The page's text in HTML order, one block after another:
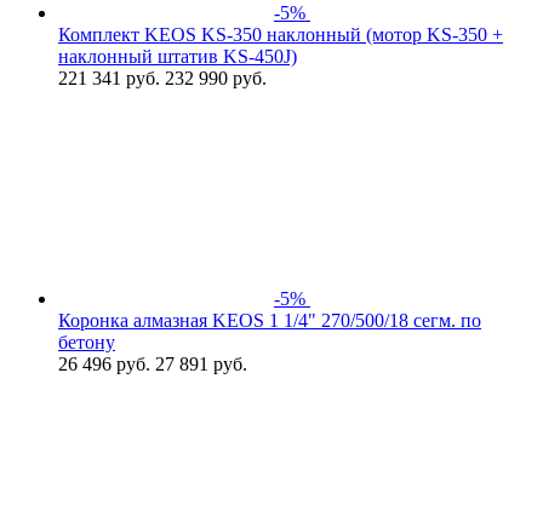
-5%
Комплект KEOS KS-350 наклонный (мотор KS-350 +
наклонный штатив KS-450J)
221 341 руб. 232 990 руб.
-5%
Коронка алмазная KEOS 1 1/4" 270/500/18 сегм. по
бетону
26 496 руб. 27 891 руб.